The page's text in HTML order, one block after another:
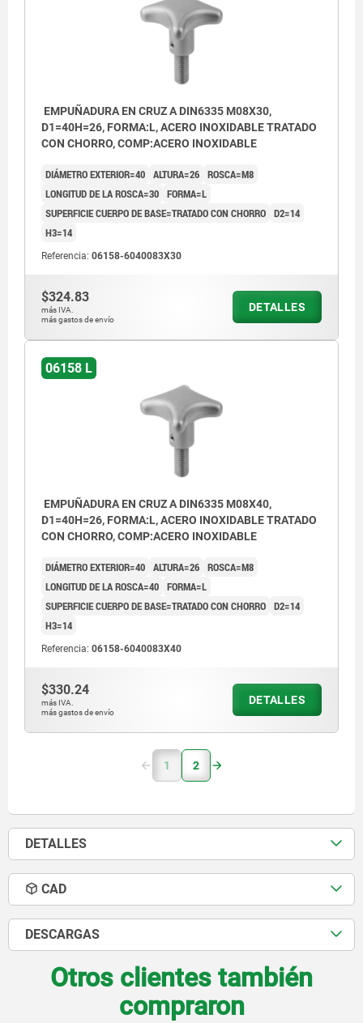
EMPUÑADURA EN CRUZ A DIN6335 M08X30,
D1=40H=26, FORMA:L, ACERO INOXIDABLE TRATADO
CON CHORRO, COMP:ACERO INOXIDABLE
DIÁMETRO EXTERIOR=40 ALTURA=26 ROSCA=M8
LONGITUD DE LA ROSCA=30 FORMA=L
SUPERFICIE CUERPO DE BASE=TRATADO CON CHORRO D2=14
H3=14
Referencia: 06158-6040083X30
$324.83
más IVA.
más gastos de envío
DETALLES
06158 L
EMPUÑADURA EN CRUZ A DIN6335 M08X40,
D1=40H=26, FORMA:L, ACERO INOXIDABLE TRATADO
CON CHORRO, COMP:ACERO INOXIDABLE
DIÁMETRO EXTERIOR=40 ALTURA=26 ROSCA=M8
LONGITUD DE LA ROSCA=40 FORMA=L
SUPERFICIE CUERPO DE BASE=TRATADO CON CHORRO D2=14
H3=14
Referencia: 06158-6040083X40
$330.24
más IVA.
más gastos de envío
DETALLES
1 2
DETALLES
CAD
DESCARGAS
Otros clientes también
compraron